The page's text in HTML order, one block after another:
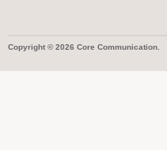
Copyright © 2026 Core Communication.